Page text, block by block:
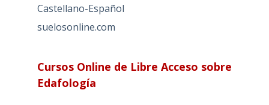
Castellano-Español
suelosonline.com
Cursos Online de Libre Acceso sobre
Edafología